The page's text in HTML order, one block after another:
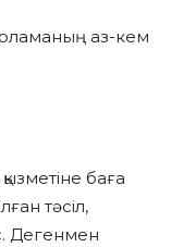
аз-кем
баға
тәсіл,
Дегенмен